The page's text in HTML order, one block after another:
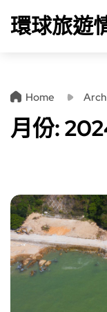
環球旅遊
Home
月份: